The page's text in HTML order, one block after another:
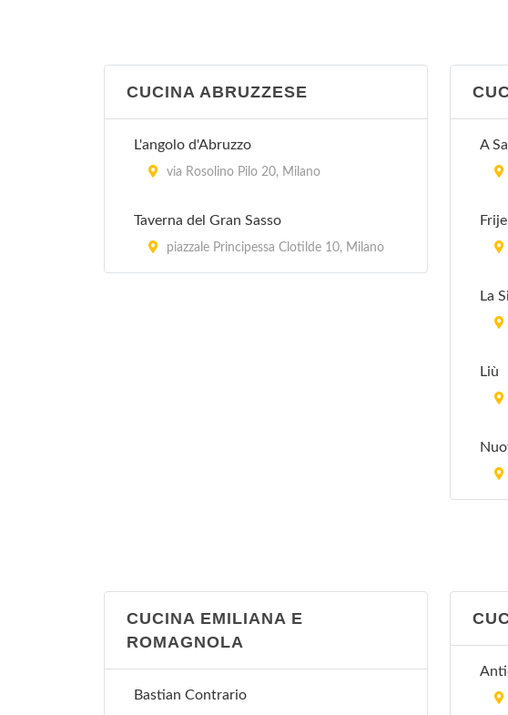
Ai Corsari
Ai Giardini
Ai Tre Pini
via Tullo Morgagni 19, Milano
CUCINA ABRUZZESE
L'angolo d'Abruzzo
via Rosolino Pilo 20, Milano
Taverna del Gran Sasso
piazzale Principessa Clotilde 10, Milano
A
La
Liù
CUCINA EMILIANA E
ROMAGNOLA
Bastian Contrario